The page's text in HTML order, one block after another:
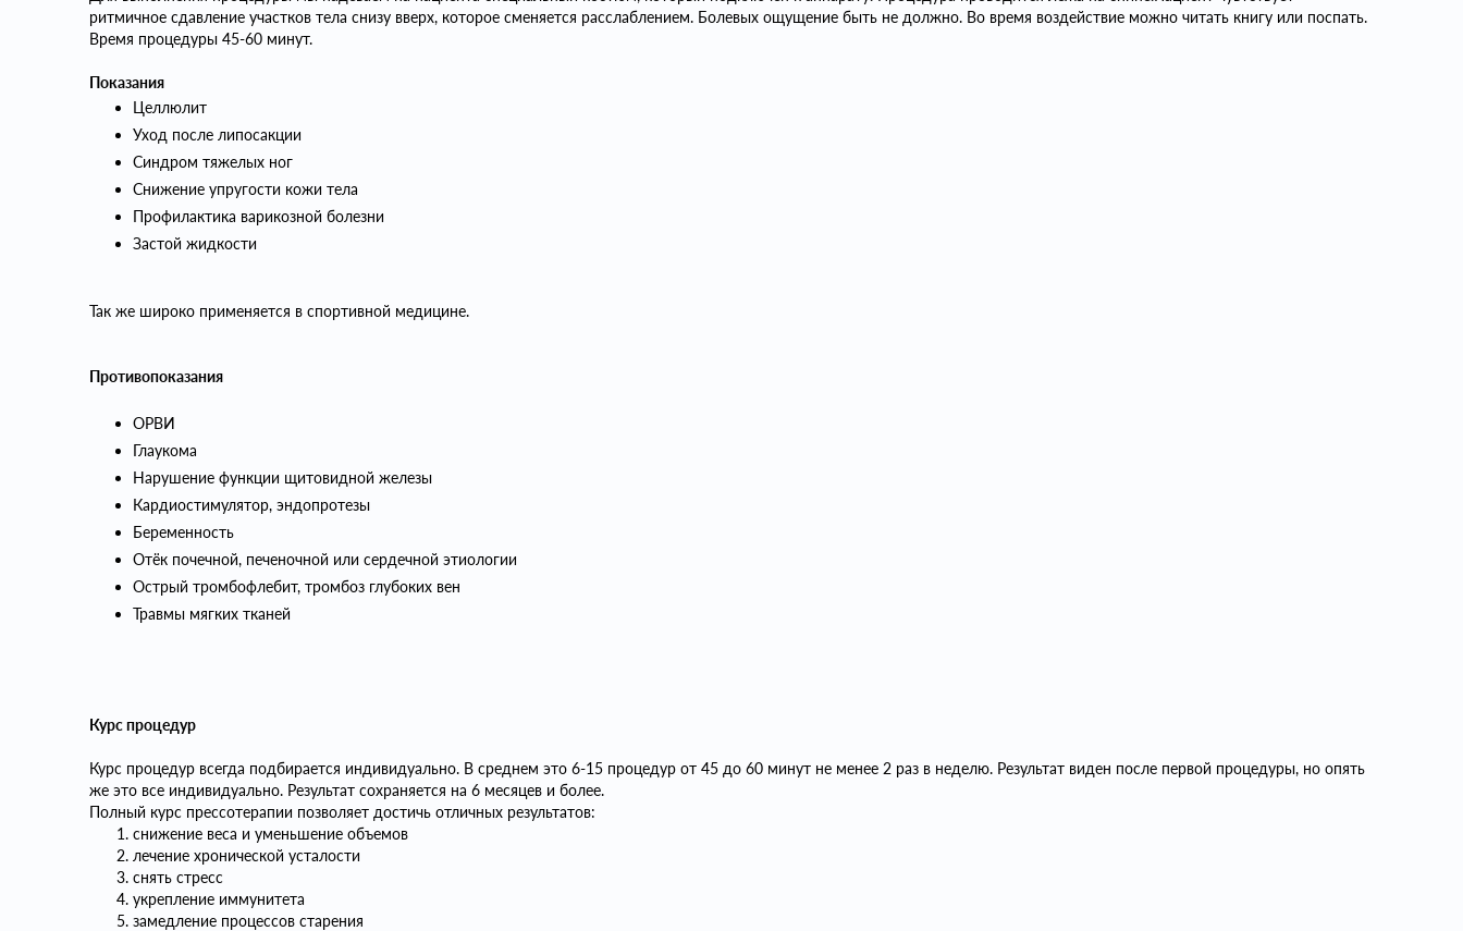
ритмичное сдавление участков тела снизу вверх, которое сменяется расслаблением. Болевых ощущение быть не должно. Во время воздействие можно читать книгу или поспать.
Время процедуры 45-60 минут.
Показания
Целлюлит
Уход после липосакции
Синдром тяжелых ног
Снижение упругости кожи тела
Профилактика варикозной болезни
Застой жидкости
Так же широко применяется в спортивной медицине.
Противопоказания
ОРВИ
Глаукома
Нарушение функции щитовидной железы
Кардиостимулятор, эндопротезы
Беременность
Отёк почечной, печеночной или сердечной этиологии
Острый тромбофлебит, тромбоз глубоких вен
Травмы мягких тканей
Курс процедур
Курс процедур всегда подбирается индивидуально. В среднем это 6-15 процедур от 45 до 60 минут не менее 2 раз в неделю. Результат виден после первой процедуры, но опять
же это все индивидуально. Результат сохраняется на 6 месяцев и более.
Полный курс прессотерапии позволяет достичь отличных результатов:
снижение веса и уменьшение объемов
лечение хронической усталости
снять стресс
укрепление иммунитета
замедление процессов старения